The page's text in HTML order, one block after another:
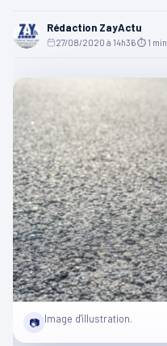
Rédaction ZayActu
27/08/2020 à 14h36⏱ 1 min
📷 Image d'illustration.